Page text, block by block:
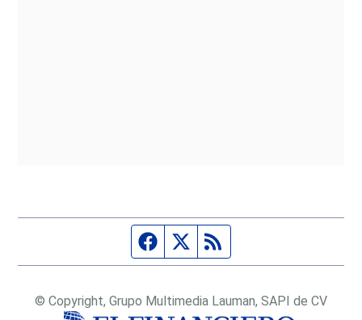
Página de Facebook
Fuente Twitter
© Copyright, Grupo Multimedia Lauman, SAPI de CV